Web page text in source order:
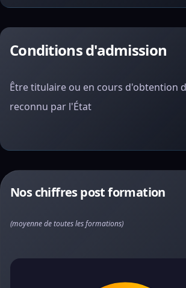
Conditions d'admission
Être titulaire ou en cours d'obtention
reconnu par l'État
Nos chiffres post formation
(moyenne de toutes les formations)